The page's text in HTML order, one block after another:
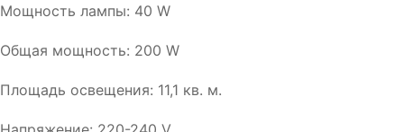
Мощность лампы: 40 W
Общая мощность: 200 W
Площадь освещения: 11,1 кв. м.